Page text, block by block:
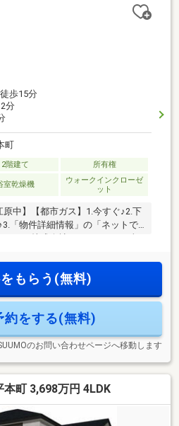
歩15分
分
町
2階建て 所有権
室乾燥機
ウォークインクローゼ
ット
原中】【都市ガス】1.今すぐ♪2.下
「物件詳細情報」の「ネットで
ック♪株式会社よかタウンは、福
人に持ち家を。」よかタウンで
ご満足のいく家づくりをご提案
よりお客様に安心してお任せい
います。
もらう(無料)
約をする(無料)
のお問い合わせページへ移動します
町 3,698万円 4LDK